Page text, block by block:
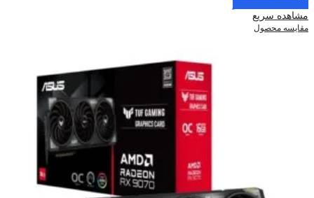
مشاهده سریع
مقایسه محصول